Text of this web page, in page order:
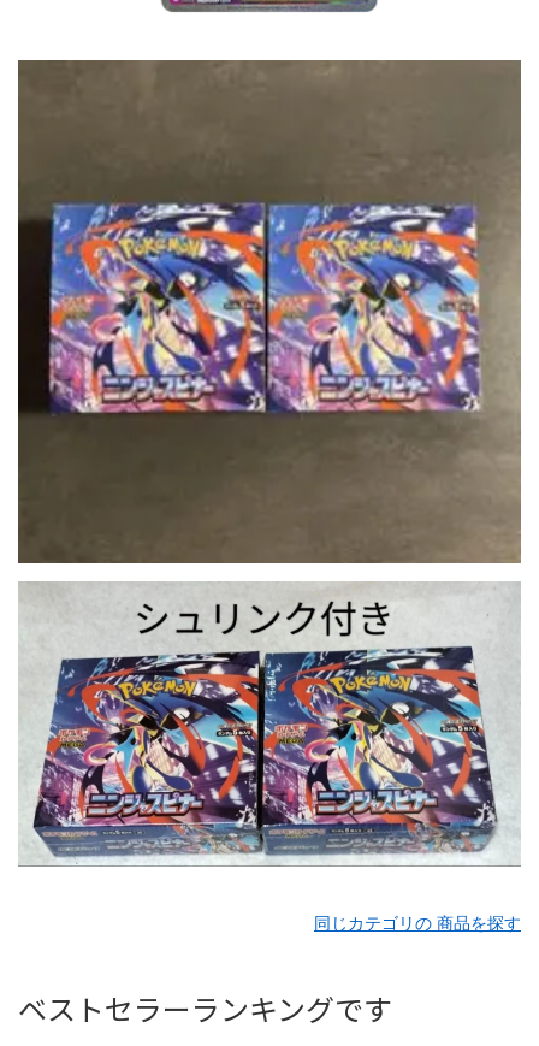
同じカテゴリの 商品を探す
ベストセラーランキングです